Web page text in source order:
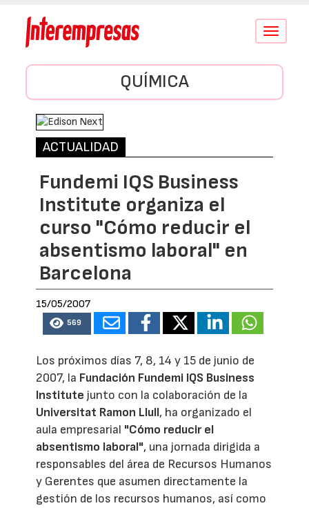
Conmutar
QUÍMICA
ACTUALIDAD
Fundemi IQS Business
Institute organiza el
curso "Cómo reducir el
absentismo laboral" en
Barcelona
15/05/2007
569
Los próximos días 7, 8, 14 y 15 de junio de
2007, la Fundación Fundemi IQS Business
Institute junto con la colaboración de la
Universitat Ramon Llull, ha organizado el
aula empresarial "Cómo reducir el
absentismo laboral", una jornada dirigida a
responsables del área de Recursos Humanos
y Gerentes que asumen directamente la
gestión de los recursos humanos, así como